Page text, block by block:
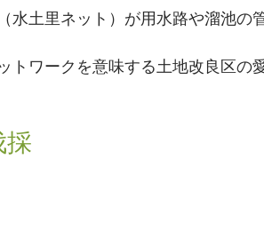
水土里ネット）が用水路や溜池の
トワークを意味する土地改良区の
採